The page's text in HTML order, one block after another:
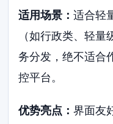
适用场景：适合轻
（如行政类、轻
务分发，绝不适合
控平台。
优势亮点：界面友